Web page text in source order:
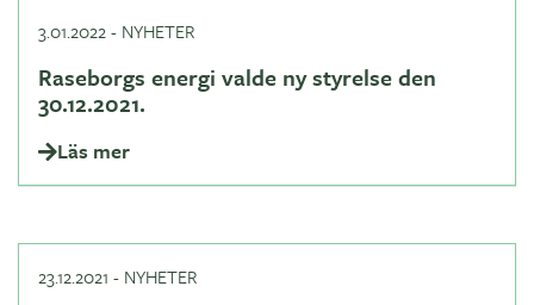
3.01.2022- NYHETER
Raseborgs energi valde ny styrelse den
30.12.2021.
Läs mer
23.12.2021 - NYHETER